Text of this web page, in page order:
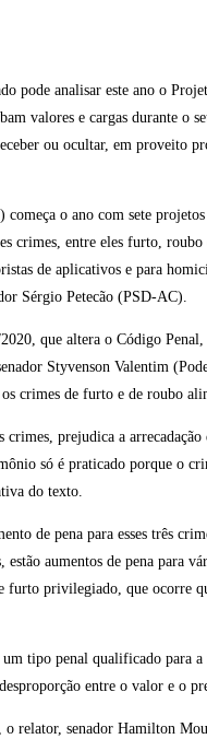
pode analisar este ano o
valores e cargas durante o
ou ocultar, em proveito
o ano com sete
crimes, entre eles furto,
de aplicativos e para
Sérgio Petecão (PSD-AC).
que altera o Código
Styvenson Valentim
crimes de furto e de roubo
prejudica a
só é praticado porque o
do texto.
de pena para esses três
aumentos de pena para
furto privilegiado, que ocorre
tipo penal qualificado para
entre o valor e o
relator, senador Hamilton